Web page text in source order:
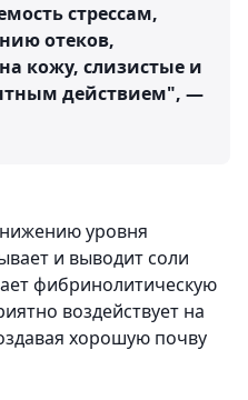
стрессам,
отеков,
кожу, слизистые и
действием", —
уровня
и выводит соли
фибринолитическую
воздействует на
хорошую почву